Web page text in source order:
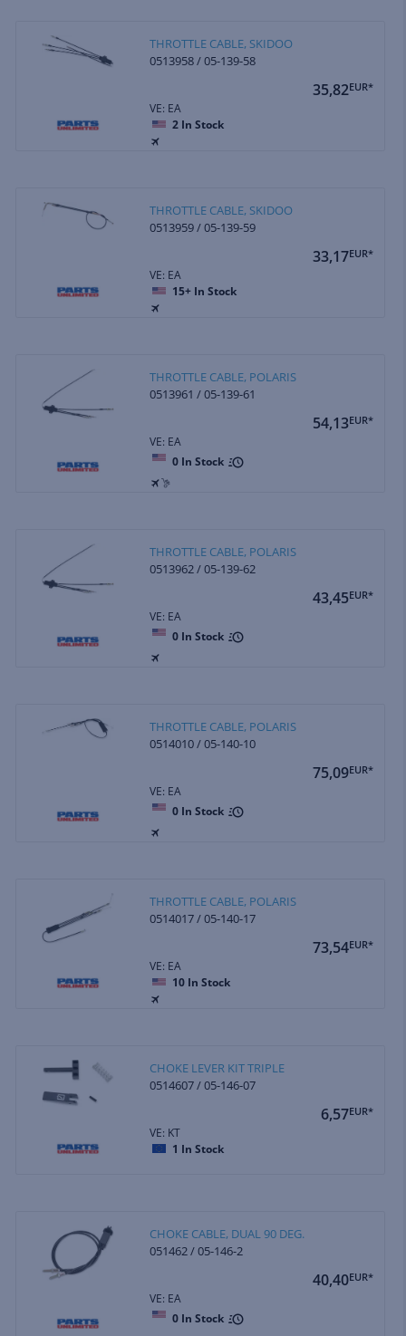
THROTTLE CABLE, SKIDOO
0513958 / 05-139-58
35,82EUR*
VE: EA
2 In Stock
THROTTLE CABLE, SKIDOO
0513959 / 05-139-59
33,17EUR*
VE: EA
15+ In Stock
THROTTLE CABLE, POLARIS
0513961 / 05-139-61
54,13EUR*
VE: EA
0 In Stock
THROTTLE CABLE, POLARIS
0513962 / 05-139-62
43,45EUR*
VE: EA
0 In Stock
THROTTLE CABLE, POLARIS
0514010 / 05-140-10
75,09EUR*
VE: EA
0 In Stock
THROTTLE CABLE, POLARIS
0514017 / 05-140-17
73,54EUR*
VE: EA
10 In Stock
CHOKE LEVER KIT TRIPLE
0514607 / 05-146-07
6,57EUR*
VE: KT
1 In Stock
CHOKE CABLE, DUAL 90 DEG.
051462 / 05-146-2
40,40EUR*
VE: EA
0 In Stock